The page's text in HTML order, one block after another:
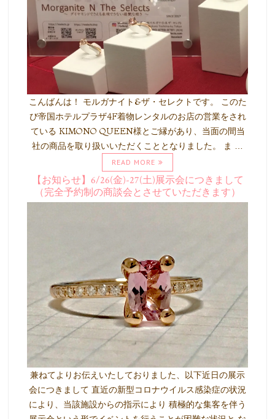
こんばんは！ モルガナイト&ザ・セレクトです。 このた
び帝国ホテルプラザ4F着物レンタルのお店の営業をされ
ている KIMONO QUEEN様とご縁があり、当面の間当
社の商品を取り扱いいただくこととなりました。 ま …
READ MORE
【お知らせ】6/26(金)-27(土)展示会につきまして
（完全予約制の商談会とさせていただきます）
兼ねてよりお伝えいたしておりました、以下近日の展示
会につきまして 直近の新型コロナウイルス感染症の状況
により、当該施設からの指示により 積極的な集客を伴う